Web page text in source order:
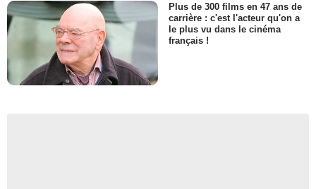
Plus de 300 films en 47 ans de
carrière : c'est l'acteur qu'on a
le plus vu dans le cinéma
français !